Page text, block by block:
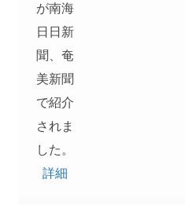
が南海
日日新
聞、奄
美新聞
で紹介
されま
した。
詳細